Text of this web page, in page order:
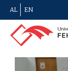
AL EN